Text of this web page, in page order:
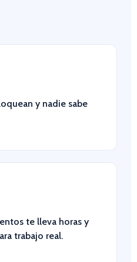
y nadie sabe
te lleva horas y
trabajo real.